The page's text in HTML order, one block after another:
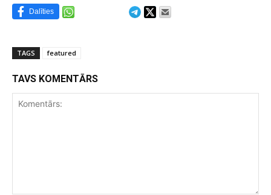
Dalīties
TAGS featured
TAVS KOMENTĀRS